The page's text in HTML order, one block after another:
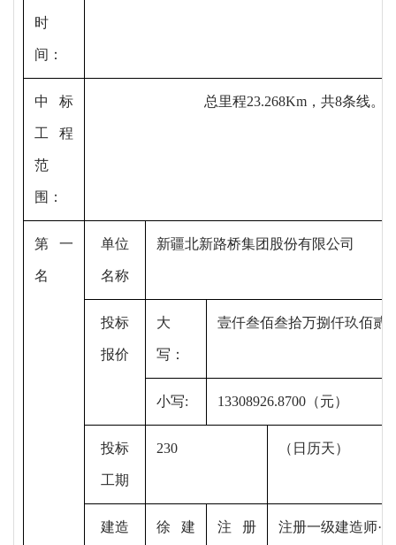
时
间 ：
中标
工程
范
围 ：
总里程23.268Km，共8条线。
第一
名
单位
名称
新疆北新路桥集团股份有限公司
投标
报价
大
写：
壹仟叁佰叁拾万捌仟玖佰贰
小写: 13308926.8700（元）
投标
工期
230 （日历天）
建造 徐建 注册 注册一级建造师·